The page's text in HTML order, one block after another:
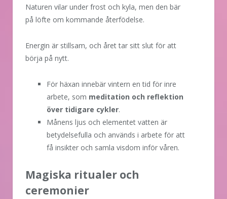
Naturen vilar under frost och kyla, men den bär
på löfte om kommande återfödelse.
Energin är stillsam, och året tar sitt slut för att
börja på nytt.
För häxan innebär vintern en tid för inre
arbete, som meditation och reflektion
över tidigare cykler.
Månens ljus och elementet vatten är
betydelsefulla och används i arbete för att
få insikter och samla visdom inför våren.
Magiska ritualer och
ceremonier